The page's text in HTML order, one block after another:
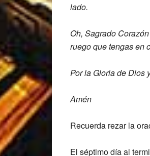
lado.
Oh, Sagrado
ruego que tengas en
Por la Gloria de Dios
Amén
Recuerda rezar la
El séptimo día al